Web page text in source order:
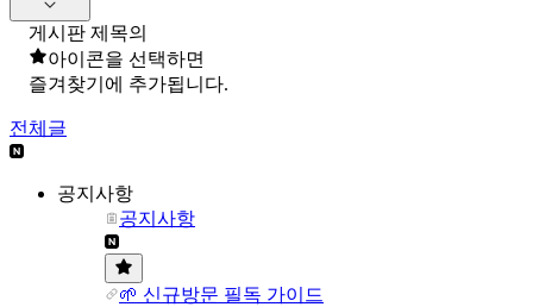
게시판 제목의
아이콘을 선택하면
즐겨찾기에 추가됩니다.
전체글
공지사항
공지사항
🌱 신규방문 필독 가이드